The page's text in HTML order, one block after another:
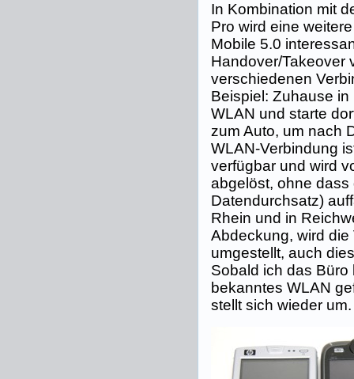
In Kombination mit
Pro wird eine
Mobile 5.0
Handover/Takeover
verschiedenen
Beispiel: Zuhause
WLAN und starte
zum Auto, um nach
WLAN-Verbindung
verfügbar und wird
abgelöst, ohne
Datendurchsatz)
Rhein und in
Abdeckung, wird
umgestellt, auch
Sobald ich das Büro
bekanntes WLAN
stellt sich wieder um.